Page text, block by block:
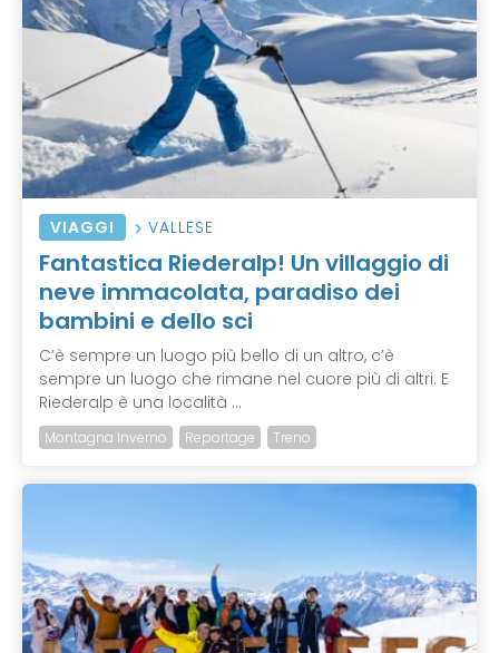
VIAGGI VALLESE
Fantastica Riederalp! Un villaggio di
neve immacolata, paradiso dei
bambini e dello sci
C’è sempre un luogo più bello di un altro, c’è
sempre un luogo che rimane nel cuore più di altri. E
Riederalp è una località ...
Montagna Inverno Reportage Treno